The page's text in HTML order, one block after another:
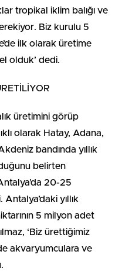
tropikal iklim balığı ve
Biz kurulu 5
ilk olarak üretime
olduk’ dedi.
üretimini görüp
olarak Hatay, Adana,
bandında yıllık
belirten
20-25
yıllık
5 milyon adet
‘Biz ürettiğimiz
akvaryumculara ve